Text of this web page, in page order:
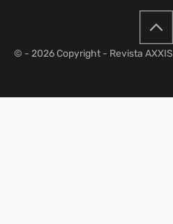
© - 2026 Copyright - Revista AXXIS